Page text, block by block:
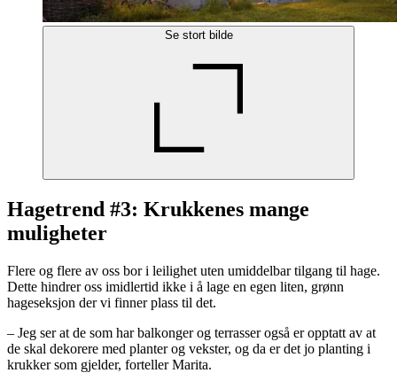
Se stort bilde
Hagetrend #3: Krukkenes mange
muligheter
Flere og flere av oss bor i leilighet uten umiddelbar tilgang til hage.
Dette hindrer oss imidlertid ikke i å lage en egen liten, grønn
hageseksjon der vi finner plass til det.
– Jeg ser at de som har balkonger og terrasser også er opptatt av at
de skal dekorere med planter og vekster, og da er det jo planting i
krukker som gjelder, forteller Marita.